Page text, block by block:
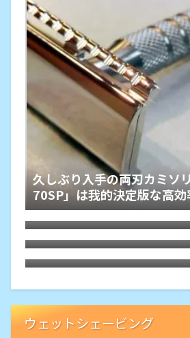
久しぶり入手の両刃カミソ
70SP」は我的決定版な高効
Gillette公式によるセンサ
カミソリの製品化は自らの
法」からの脱却
格安Shavetteをウェッジ刃
入手
意外な逸品「Whityle 22T-
5.0」は替刃2枚で二枚刃の
ー
ウェットシェービング